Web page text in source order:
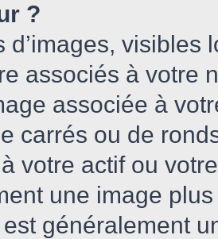
?
d’images,
associés à votre
associée à
carrés ou de
votre actif ou
une image
est généralement